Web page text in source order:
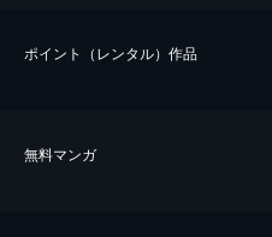
ポイント（レンタル）作品
無料マンガ